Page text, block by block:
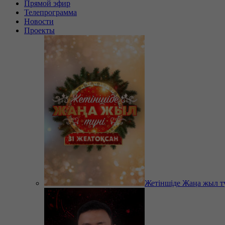
Прямой эфир
Телепрограмма
Новости
Проекты
Жетіншіде Жаңа жыл